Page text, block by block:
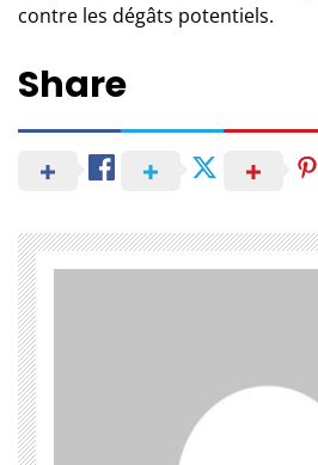
contre les dégâts potentiels.
Share